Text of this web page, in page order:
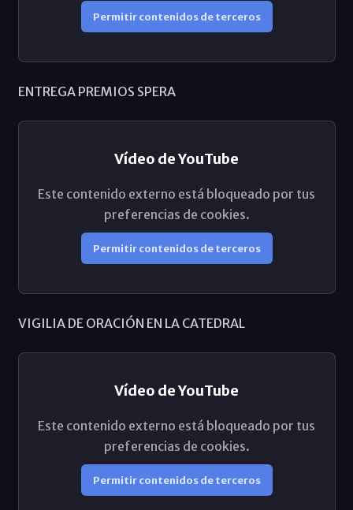
Permitir contenidos de terceros
ENTREGA PREMIOS SPERA
Vídeo de YouTube
Este contenido externo está bloqueado por tus
preferencias de cookies.
Permitir contenidos de terceros
VIGILIA DE ORACIÓN EN LA CATEDRAL
Vídeo de YouTube
Este contenido externo está bloqueado por tus
preferencias de cookies.
Permitir contenidos de terceros